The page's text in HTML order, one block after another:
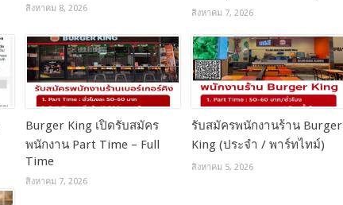
สิงหาคม 8, 2026 สิงหาคม 7, 2026
Burger King เปิดรับสมัคร
พนักงาน Part Time – Full
Time
สิงหาคม 7, 2026
รับสมัครพนักงานร้าน Burger
King (ประจำ / พาร์ทไทม์)
สิงหาคม 5, 2026